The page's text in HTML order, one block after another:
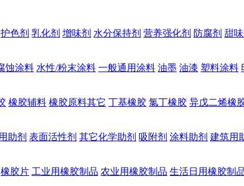
护色剂 乳化剂 增味剂 水分保持剂 营养强化剂 防腐剂 甜味
蚀涂料 水性/粉末涂料 一般通用涂料 油墨 油漆 塑料涂料
橡胶辅料 橡胶原料其它 丁基橡胶 氯丁橡胶 异戊二烯橡
助剂 表面活性剂 其它化学助剂 吸附剂 涂料助剂 建筑用
橡胶片 工业用橡胶制品 农业用橡胶制品 生活日用橡胶制